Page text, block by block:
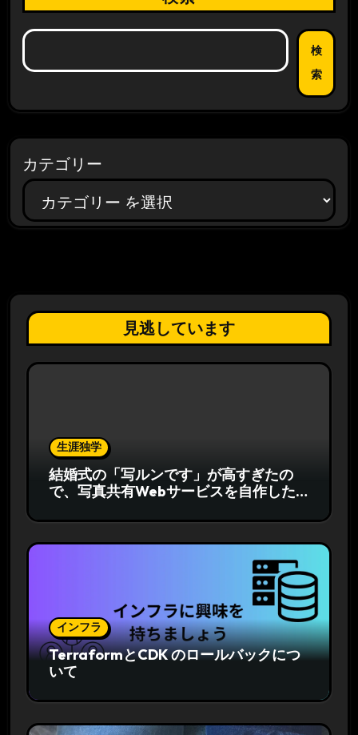
検
索
カテゴリー
見逃しています
生涯独学
結婚式の「写ルンです」が高すぎたの
で、写真共有Webサービスを自作した
インフラ
TerraformとCDK のロールバックにつ
いて